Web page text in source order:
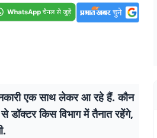
एक साथ लेकर आ रहे हैं. कौन
किस विभाग में तैनात रहेंगे,